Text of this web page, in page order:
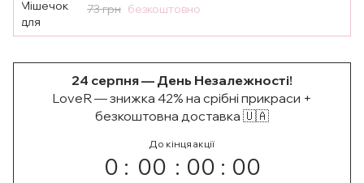
73 грн безкоштовно
24 серпня — День Незалежності!
LoveR — знижка 42% на срібні прикраси +
безкоштовна доставка 🇺🇦
До кінця акції
0 00 00 00